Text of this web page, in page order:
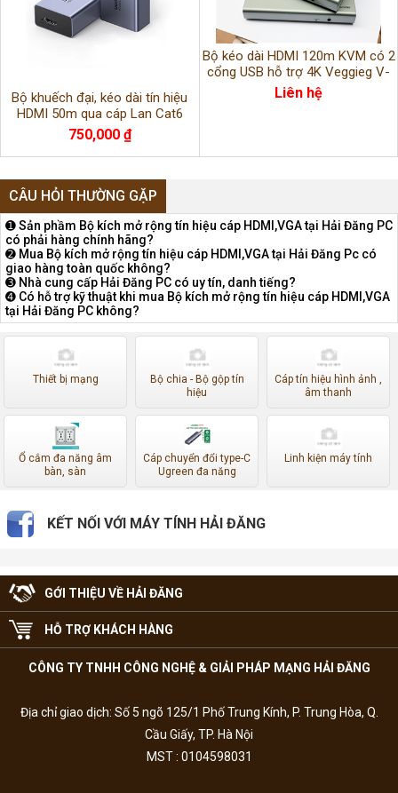
Bộ khuếch đại, kéo dài tín hiệu
HDMI 50m qua cáp Lan Cat6
chính hãng Ugreen 90811EU
750,000 ₫
Bộ kéo dài HDMI 120m KVM có 2
cổng USB hỗ trợ 4K Veggieg V-
HD011
Liên hệ
CÂU HỎI THƯỜNG GẶP
➊ Sản phầm Bộ kích mở rộng tín hiệu cáp HDMI,VGA tại Hải Đăng PC
có phải hàng chính hãng?
➋ Mua Bộ kích mở rộng tín hiệu cáp HDMI,VGA tại Hải Đăng Pc có
giao hàng toàn quốc không?
➌ Nhà cung cấp Hải Đăng PC có uy tín, danh tiếng?
➍ Có hỗ trợ kỹ thuật khi mua Bộ kích mở rộng tín hiệu cáp HDMI,VGA
tại Hải Đăng PC không?
Thiết bị mạng
Bộ chia - Bộ gộp tín
hiệu
Cáp tín hiệu hình ảnh ,
âm thanh
Ổ cắm đa năng âm
bàn, sàn
Cáp chuyển đổi type-C
Ugreen đa năng
Linh kiện máy tính
KẾT NỐI VỚI MÁY TÍNH HẢI ĐĂNG
GỚI THIỆU VỀ HẢI ĐĂNG
HỖ TRỢ KHÁCH HÀNG
CÔNG TY TNHH CÔNG NGHỆ & GIẢI PHÁP MẠNG HẢI ĐĂNG
Địa chỉ giao dịch: Số 5 ngõ 125/1 Phố Trung Kính, P. Trung Hòa, Q.
Cầu Giấy, TP. Hà Nội
MST : 0104598031